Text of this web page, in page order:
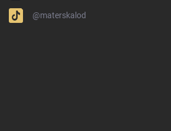
@materskalod